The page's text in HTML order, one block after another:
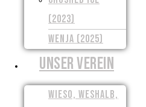
(2023)
WENJA (2025)
UNSER VEREIN
WIESO, WESHALB,